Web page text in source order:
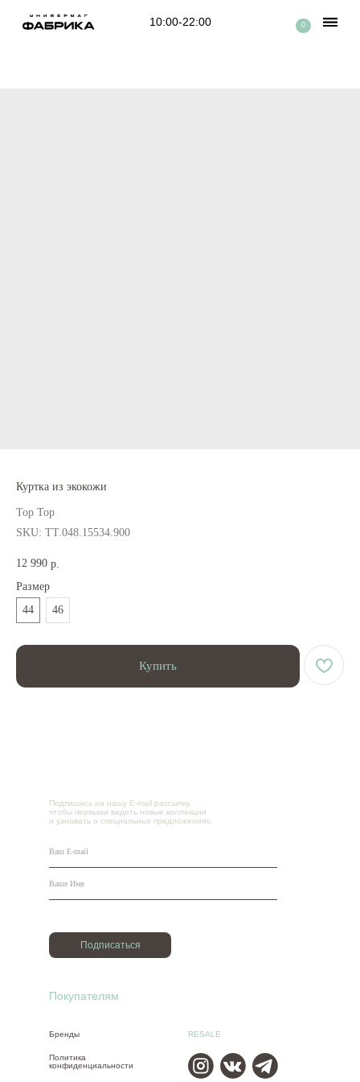
10:00-22:00
Куртка из экокожи
Top Top
SKU: ТТ.048.15534.900
12 990 р.
Размер
44
46
Купить
Бренды
Подпишись на нашу E-mail рассылку,
чтобы первыми видеть новые коллекции
и узнавать о специальных предложениях.
Политика
конфиденциальности
RESALE
Покупателям
Подписаться